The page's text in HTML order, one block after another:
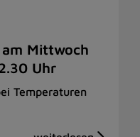
Mittwoch
Uhr
Temperaturen